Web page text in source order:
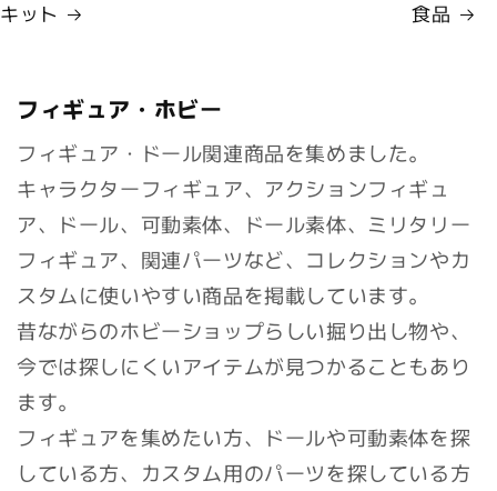
キット
食品
フィギュア・ホビー
フィギュア・ドール関連商品を集めました。
キャラクターフィギュア、アクションフィギュ
ア、ドール、可動素体、ドール素体、ミリタリー
フィギュア、関連パーツなど、コレクションやカ
スタムに使いやすい商品を掲載しています。
昔ながらのホビーショップらしい掘り出し物や、
今では探しにくいアイテムが見つかることもあり
ます。
フィギュアを集めたい方、ドールや可動素体を探
している方、カスタム用のパーツを探している方